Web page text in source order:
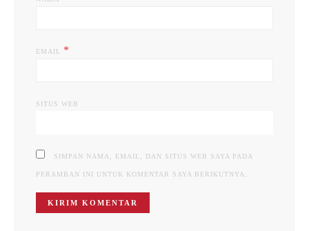
EMAIL *
SITUS WEB
SIMPAN NAMA, EMAIL, DAN SITUS WEB SAYA PADA
PERAMBAN INI UNTUK KOMENTAR SAYA BERIKUTNYA.